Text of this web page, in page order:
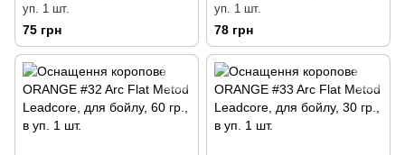
уп. 1 шт.
75 грн
уп. 1 шт.
78 грн